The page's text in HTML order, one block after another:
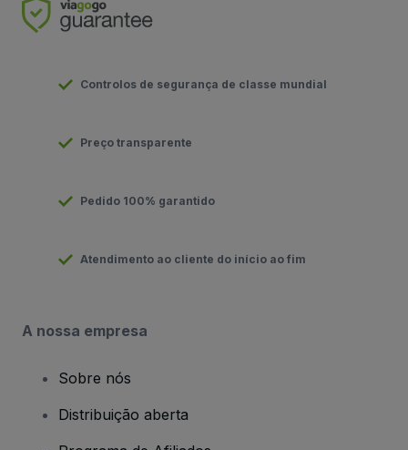
Controlos de segurança de classe mundial
Preço transparente
Pedido 100% garantido
Atendimento ao cliente do início ao fim
A nossa empresa
Sobre nós
Distribuição aberta